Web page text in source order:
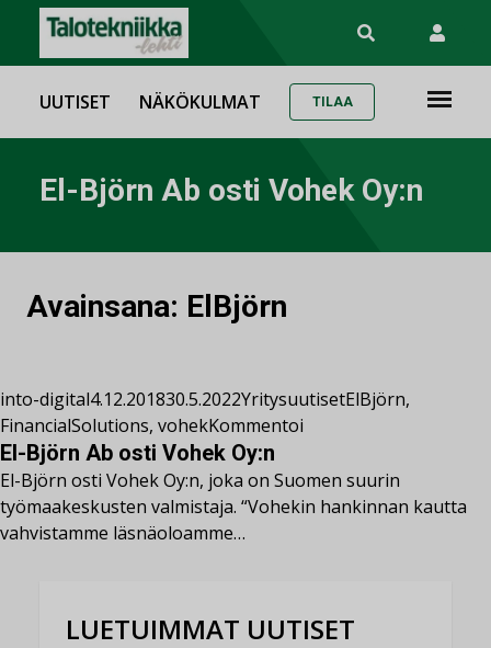
UUTISET NÄKÖKULMAT TILAA
El-Björn Ab osti Vohek Oy:n
Avainsana: ElBjörn
into-digital4.12.201830.5.2022YritysuutisetElBjörn,
FinancialSolutions, vohekKommentoi
El-Björn Ab osti Vohek Oy:n
El-Björn osti Vohek Oy:n, joka on Suomen suurin
työmaakeskusten valmistaja. “Vohekin hankinnan kautta
vahvistamme läsnäoloamme…
LUETUIMMAT UUTISET